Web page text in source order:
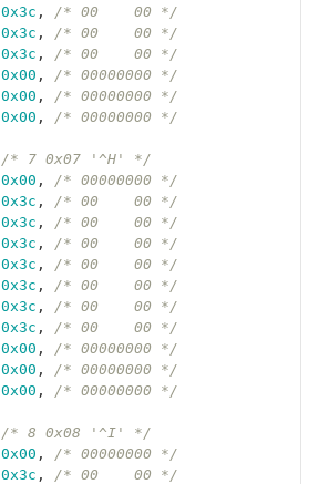
0x3c ,
/* 00    00 */
0x3c ,
/* 00    00 */
0x3c ,
/* 00    00 */
0x00 ,
/* 00000000 */
0x00 ,
/* 00000000 */
0x00 , /* 00000000 */
/* 7 0x07 '^H' */
0x00 ,
/* 00000000 */
0x3c ,
/* 00    00 */
0x3c ,
/* 00    00 */
0x3c ,
/* 00    00 */
0x3c ,
/* 00    00 */
0x3c ,
/* 00    00 */
0x3c ,
/* 00    00 */
0x3c ,
/* 00    00 */
0x00 ,
/* 00000000 */
0x00 ,
/* 00000000 */
0x00 , /* 00000000 */
/* 8 0x08 '^I' */
0x00 ,
/* 00000000 */
0x3c ,
/* 00    00 */